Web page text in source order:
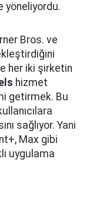
yöneliyordu.
Bros. ve
her iki şirketin
hizmet
getirmek. Bu
sağlıyor. Yani
Max gibi
uygulama